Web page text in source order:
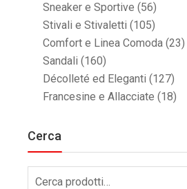
Sneaker e Sportive (56)
Stivali e Stivaletti (105)
Comfort e Linea Comoda (23)
Sandali (160)
Décolleté ed Eleganti (127)
Francesine e Allacciate (18)
Cerca